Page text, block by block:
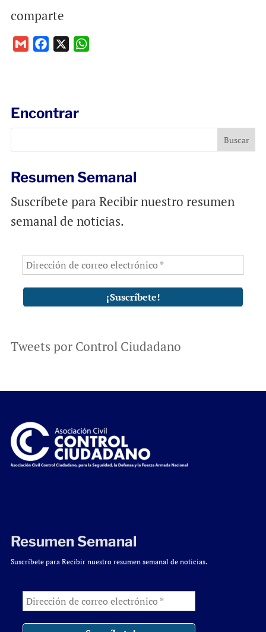
comparte
o
k
p
Encontrar
Resumen Semanal
Suscríbete para Recibir nuestro resumen
semanal de noticias.
Tweets por Control Ciudadano
Resumen Semanal
Suscríbete para Recibir nuestro resumen semanal de noticias.